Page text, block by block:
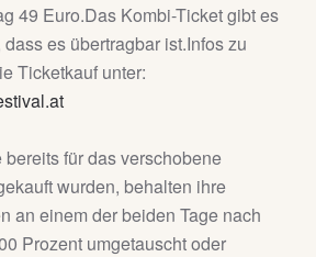
49 Euro.Das Kombi-Ticket gibt es
es übertragbar ist.Infos zu
Ticketkauf unter:
bereits für das verschobene
wurden, behalten ihre
an einem der beiden Tage nach
Prozent umgetauscht oder